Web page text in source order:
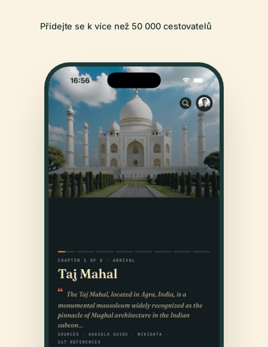
Přidejte se k více než 50 000 cestovatelů